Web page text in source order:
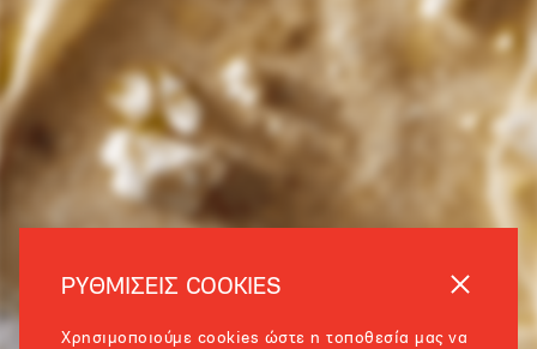
ΡΥΘΜΙΣΕΙΣ COOKIES
Χρησιμοποιούμε cookies ώστε η τοποθεσία μας να